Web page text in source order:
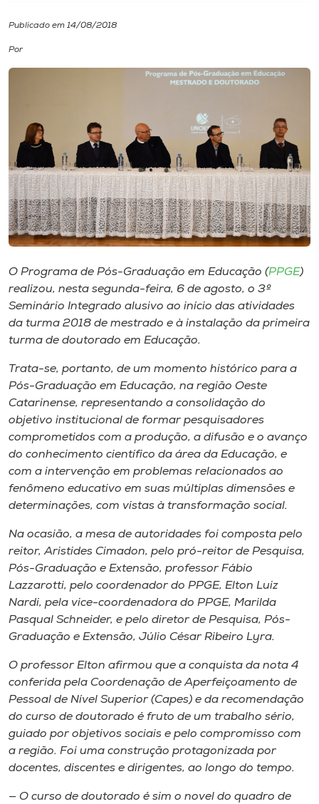
Editora
Rádio
Museu
Unoesc
Store
o idioma
A+
Publicado em 14/08/2018
Por
O Programa de Pós-Graduação em Educação (PPGE)
realizou, nesta segunda-feira, 6 de agosto, o 3º
Seminário Integrado alusivo ao início das atividades
da turma 2018 de mestrado e à instalação da primeira
turma de doutorado em Educação.
Trata-se, portanto, de um momento histórico para a
Pós-Graduação em Educação, na região Oeste
Catarinense, representando a consolidação do
objetivo institucional de formar pesquisadores
comprometidos com a produção, a difusão e o avanço
do conhecimento científico da área da Educação, e
com a intervenção em problemas relacionados ao
fenômeno educativo em suas múltiplas dimensões e
determinações, com vistas à transformação social.
Na ocasião, a mesa de autoridades foi composta pelo
reitor, Aristides Cimadon, pelo pró-reitor de Pesquisa,
Pós-Graduação e Extensão, professor Fábio
Lazzarotti, pelo coordenador do PPGE, Elton Luiz
Nardi, pela vice-coordenadora do PPGE, Marilda
Pasqual Schneider, e pelo diretor de Pesquisa, Pós-
Graduação e Extensão, Júlio César Ribeiro Lyra.
O professor Elton afirmou que a conquista da nota 4
conferida pela Coordenação de Aperfeiçoamento de
Pessoal de Nível Superior (Capes) e da recomendação
do curso de doutorado é fruto de um trabalho sério,
guiado por objetivos sociais e pelo compromisso com
a região. Foi uma construção protagonizada por
docentes, discentes e dirigentes, ao longo do tempo.
— O curso de doutorado é sim o novel do quadro de